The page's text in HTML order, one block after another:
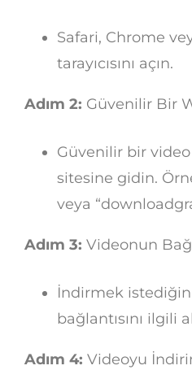
Safari, Chrome
tarayıcısını açın.
Adım 2: Güvenilir Bir
Güvenilir bir
sitesine gidin.
veya
Adım 3: Videonun
İndirmek
bağlantısını ilgili
Adım 4: Videoyu